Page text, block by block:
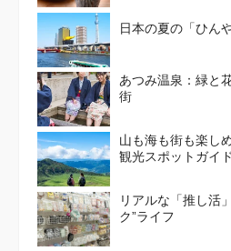
日本の夏の「ひん
あつみ温泉：緑と
街
山も海も街も楽し
観光スポットガイド
リアルな「推し活
ク”ライフ